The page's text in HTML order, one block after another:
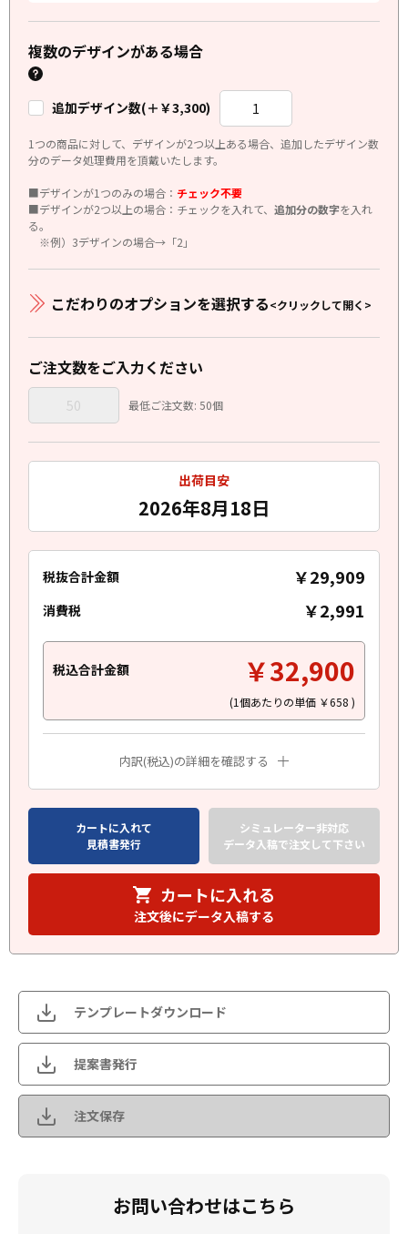
複数のデザインがある場合
追加デザイン数(＋￥3,300)
1つの商品に対して、デザインが2つ以上ある場合、追加したデザイン数
分のデータ処理費用を頂戴いたします。
■デザインが1つのみの場合： チェック不要
■デザインが2つ以上の場合：チェックを入れて、 追加分の数字を入れ
る。
※例）3デザインの場合→「2」
こだわりのオプションを選択する<クリックして開く>
ご注文数をご入力ください
最低ご注文数: 50個
出荷目安
2026年8月18日
税抜合計金額 ￥29,909
消費税 ￥2,991
税込合計金額 ￥32,900
(1個あたりの単価 ￥658 )
内訳(税込)の詳細を確認する
カートに入れて
見積書発行
シミュレーター非対応
データ入稿で注文して下さい
カートに入れる
注文後にデータ入稿する
テンプレートダウンロード
提案書発行
注文保存
お問い合わせはこちら